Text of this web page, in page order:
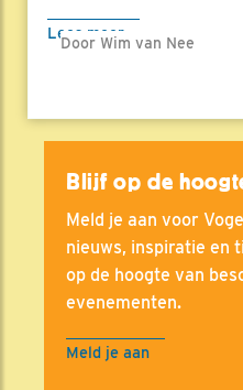
Lees meer
Door Wim van Nee
Blijf op de
Meld je aan voor
nieuws, inspiratie en
op de hoogte van
evenementen.
Meld je aan